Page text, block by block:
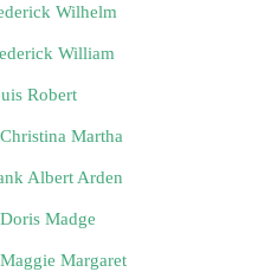
Wilhelm
William
Robert
Martha
Albert Arden
Madge
Margaret